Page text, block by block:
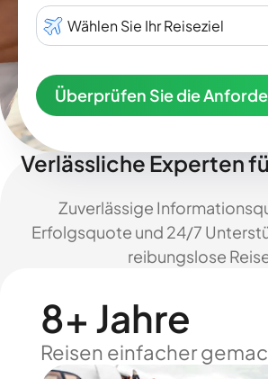
Wählen Sie Ihr Reiseziel
Überprüfen Sie die
Verlässliche Experten
Zuverlässige
Erfolgsquote und 24/7
reibungslose
8+ Jahre
Reisen einfacher